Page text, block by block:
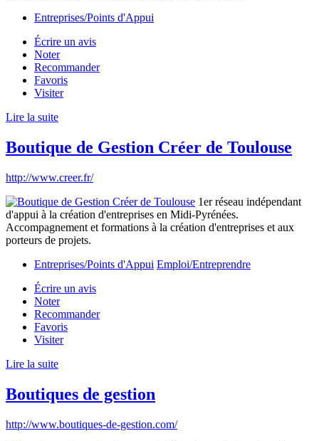
Entreprises/Points d'Appui
Écrire un avis
Noter
Recommander
Favoris
Visiter
Lire la suite
Boutique de Gestion Créer de Toulouse
http://www.creer.fr/
1er réseau indépendant
d'appui à la création d'entreprises en Midi-Pyrénées.
Accompagnement et formations à la création d'entreprises et aux
porteurs de projets.
Entreprises/Points d'Appui Emploi/Entreprendre
Écrire un avis
Noter
Recommander
Favoris
Visiter
Lire la suite
Boutiques de gestion
http://www.boutiques-de-gestion.com/